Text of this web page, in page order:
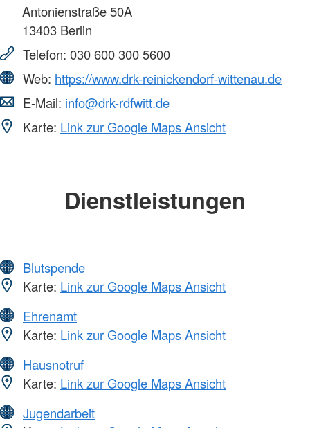
Antonienstraße 50A
13403 Berlin
Telefon: 030 600 300 5600
Web: https://www.drk-reinickendorf-wittenau.de
E-Mail: info@drk-rdfwitt.de
Karte: Link zur Google Maps Ansicht
Dienstleistungen
Blutspende
Karte: Link zur Google Maps Ansicht
Ehrenamt
Karte: Link zur Google Maps Ansicht
Hausnotruf
Karte: Link zur Google Maps Ansicht
Jugendarbeit